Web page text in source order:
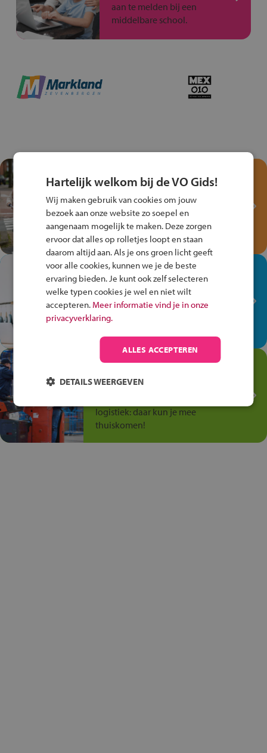
aan te melden bij een
middelbare school.
Test je kennis met het
Fiets Veilig
Verkeersspel!
Speel het Fiets Veilig Verkeersspel
en win een Cortina-fiets!
In de winkel ben je op je
plek!
Ontdek via het vmbo jouw talent
op de winkelvloer, waar elke dag
Jouw talent in de
Transport en Logistiek
logistiek: daar kun je mee
thuiskomen!
Hartelijk welkom bij de VO Gids!
Wij maken gebruik van cookies om jouw
bezoek aan onze website zo soepel en
aangenaam mogelijk te maken. Deze zorgen
ervoor dat alles op rolletjes loopt en staan
daarom altijd aan. Als je ons groen licht geeft
voor alle cookies, kunnen we je de beste
ervaring bieden. Je kunt ook zelf selecteren
welke typen cookies je wel en niet wilt
accepteren. Meer informatie vind je in onze
privacyverklaring.
ALLES ACCEPTEREN
DETAILS WEERGEVEN